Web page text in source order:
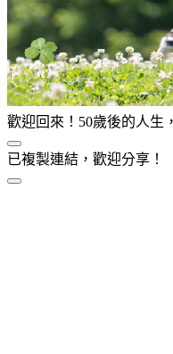
歡迎回來！50歲後的人生
已複製連結，歡迎分享！